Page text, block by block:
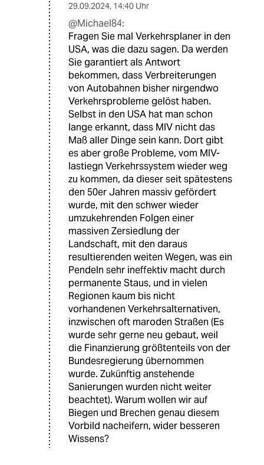
29.09.2024, 14:40 Uhr
@Michael84:
Fragen Sie mal Verkehrsplaner in den
USA, was die dazu sagen. Da werden
Sie garantiert als Antwort
bekommen, dass Verbreiterungen
von Autobahnen bisher nirgendwo
Verkehrsprobleme gelöst haben.
Selbst in den USA hat man schon
lange erkannt, dass MIV nicht das
Maß aller Dinge sein kann. Dort gibt
es aber große Probleme, vom MIV-
lastiegn Verkehrssystem wieder weg
zu kommen, da dieser seit spätestens
den 50er Jahren massiv gefördert
wurde, mit den schwer wieder
umzukehrenden Folgen einer
massiven Zersiedlung der
Landschaft, mit den daraus
resultierenden weiten Wegen, was ein
Pendeln sehr ineffektiv macht durch
permanente Staus, und in vielen
Regionen kaum bis nicht
vorhandenen Verkehrsalternativen,
inzwischen oft maroden Straßen (Es
wurde sehr gerne neu gebaut, weil
die Finanzierung größtenteils von der
Bundesregierung übernommen
wurde. Zukünftig anstehende
Sanierungen wurden nicht weiter
beachtet). Warum wollen wir auf
Biegen und Brechen genau diesem
Vorbild nacheifern, wider besseren
Wissens?